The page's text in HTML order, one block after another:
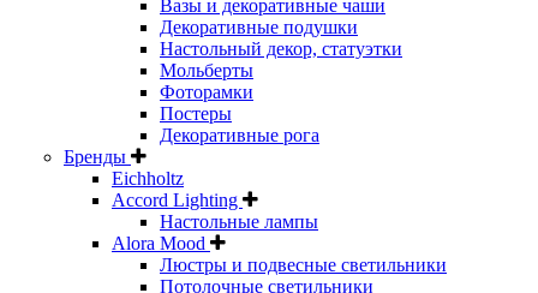
Вазы и декоративные чаши
Декоративные подушки
Настольный декор, статуэтки
Мольберты
Фоторамки
Постеры
Декоративные рога
Бренды
Eichholtz
Accord Lighting
Настольные лампы
Alora Mood
Люстры и подвесные светильники
Потолочные светильники